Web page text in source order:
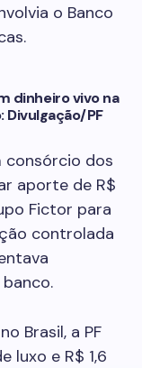
o Banco
dinheiro vivo na
Divulgação/PF
consórcio dos
aporte de R$
Fictor para
controlada
Brasil, a PF
luxo e R$ 1,6